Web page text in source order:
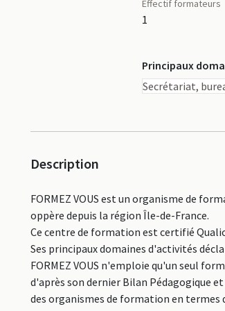
Effectif formateurs
1
Principaux
Secrétariat,
Description
FORMEZ VOUS est un organisme de
oppère depuis la région Île-de-France.
Ce centre de formation est certifié
Ses principaux domaines d'activités
FORMEZ VOUS n'emploie qu'un seul
d'après son dernier Bilan Pédagogique
des organismes de formation en termes